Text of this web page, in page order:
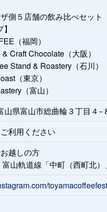
側５店舗の飲み比べセット
（福岡）
Craft Chocolate（大阪）
Stand & Roastery（石川）
（東京）
（富山）
山県富山市総曲輪３丁目４−
利用ください
越しの方
山軌道線「中町（西町北